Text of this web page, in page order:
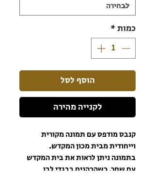
כמות*
הוסף לסל
לקנייה מהירה
קנבס מודפס עם תמונה מקורית
וייחודית מבית מכון המקדש.
בתמונה ניתן לראות את בית המקדש
עם שחר, כשהכהנים בבגדי לבן